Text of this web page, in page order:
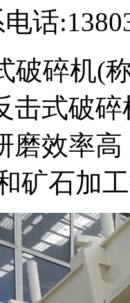
话
破碎机(
击式破
磨效率
矿石加